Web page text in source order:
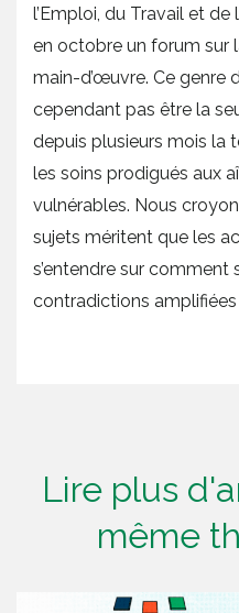
l’Emploi, du Travail et
en octobre un forum sur
main-d’œuvre. Ce genre
cependant pas être la
depuis plusieurs mois la
les soins prodigués aux
vulnérables. Nous
sujets méritent que les
s’entendre sur comment
contradictions
Lire plus
même